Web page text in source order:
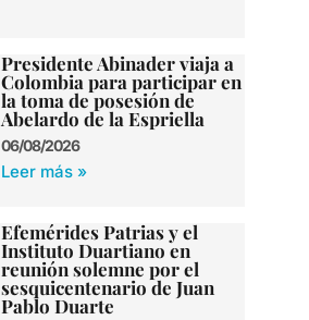
Presidente Abinader viaja a
Colombia para participar en
la toma de posesión de
Abelardo de la Espriella
06/08/2026
Leer más »
Efemérides Patrias y el
Instituto Duartiano en
reunión solemne por el
sesquicentenario de Juan
Pablo Duarte